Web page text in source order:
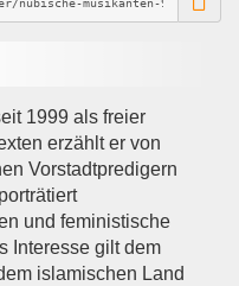
1999 als freier
erzählt er von
Vorstadtpredigern
und feministische
Interesse gilt dem
islamischen Land